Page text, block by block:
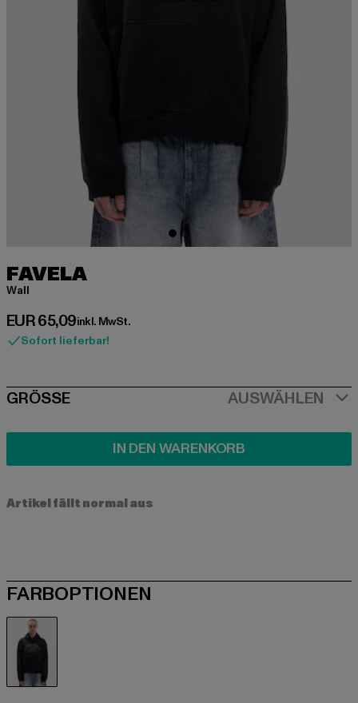
FAVELA
Wall
EUR 65,09
Derzeitiger Preis: EUR 65,09
inkl. MwSt.
Sofort lieferbar!
SIZE
GRÖSSE AUSWÄHLEN
IN DEN WARENKORB
Artikel fällt normal aus
FARBOPTIONEN